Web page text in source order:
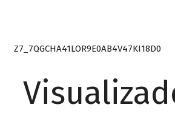
Z7_7QGCHA41LOR9E0AB4V47KI18D0